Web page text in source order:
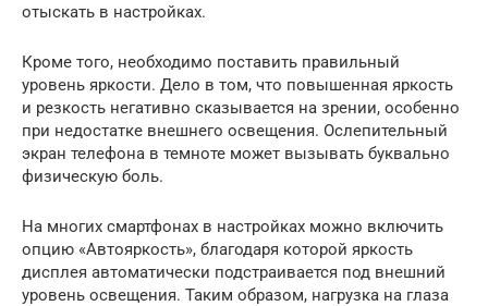
отыскать в настройках.
Кроме того, необходимо поставить правильный
уровень яркости. Дело в том, что повышенная яркость
и резкость негативно сказывается на зрении, особенно
при недостатке внешнего освещения. Ослепительный
экран телефона в темноте может вызывать буквально
физическую боль.
На многих смартфонах в настройках можно включить
опцию «Автояркость», благодаря которой яркость
дисплея автоматически подстраивается под внешний
уровень освещения. Таким образом, нагрузка на глаза